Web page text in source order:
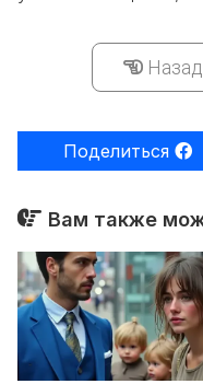
Назад
Поделиться
Вам также